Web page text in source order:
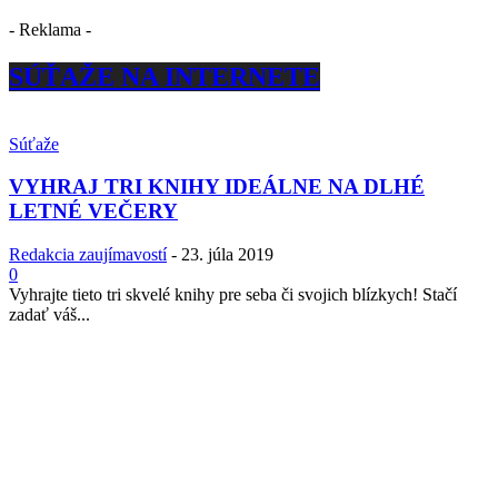
- Reklama -
SÚŤAŽE NA INTERNETE
Súťaže
VYHRAJ TRI KNIHY IDEÁLNE NA DLHÉ
LETNÉ VEČERY
Redakcia zaujímavostí - 23. júla 2019
0
Vyhrajte tieto tri skvelé knihy pre seba či svojich blízkych! Stačí
zadať váš...